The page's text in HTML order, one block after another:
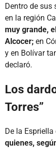
Dentro de
en la región
muy grande,
Alcocer; en
y en Bolívar
declaró.
Los
Torres”
De la
quienes,